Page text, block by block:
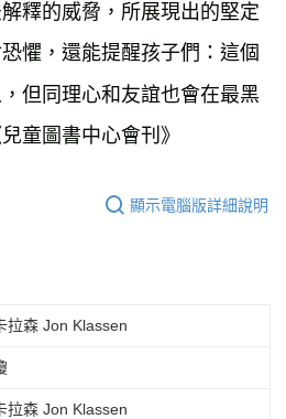
釋的威脅，所展現出的堅定
懼，還能提醒孩子們：這個
但同理心和友誼也會在最黑
童圖書中心會刊》
顯示電腦版詳細說明
拉森 Jon Klassen
拉森 Jon Klassen